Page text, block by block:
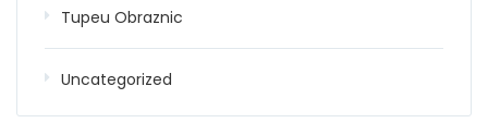
Tupeu Obraznic
Uncategorized